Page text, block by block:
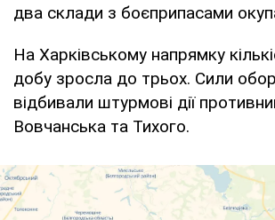
два склади з боєприпасами
На Харківському напрямку
добу зросла до трьох. Сили
відбивали штурмові дії
Вовчанська та Тихого.